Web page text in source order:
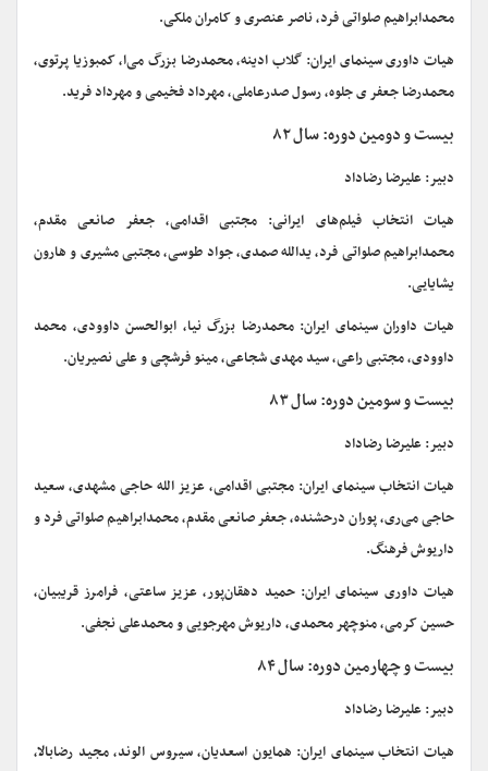
محمدابراهیم صلواتی فرد، ناصر عنصری و کامران ملکی.
هیات داوری سینمای ایران: گلاب ادینه، محمدرضا بزرگ می‌ا، کمبوزیا پرتوی،
محمدرضا جعفر ی جلوه، رسول صدرعاملی، مهرداد فخیمی و مهرداد فرید.
بیست و دومین دوره: سال ۸۲
دبیر: علیرضا رضاداد
هیات انتخاب فیلم‌های ایرانی: مجتبی اقدامی، جعفر صانعی مقدم،
محمدابراهیم صلواتی فرد، یدالله صمدی، جواد طوسی، مجتبی مشیری و هارون
یشایایی.
هیات داوران سینمای ایران: محمدرضا بزرگ نیا، ابوالحسن داوودی، محمد
داوودی، مجتبی راعی، سید مهدی شجاعی، مینو فرشچی و علی نصیریان.
بیست و سومین دوره: سال ۸۳
دبیر: علیرضا رضاداد
هیات انتخاب سینمای ایران: مجتبی اقدامی، عزیز الله حاجی مشهدی، سعید
حاجی می‌ری، پوران درحشنده، جعفر صانعی مقدم، محمدابراهیم صلواتی فرد و
داریوش فرهنگ.
هیات داوری سینمای ایران: حمید دهقان‌پور، عزیز ساعتی، فرامرز قریبیان،
حسین کرمی، منوچهر محمدی، داریوش مهرجویی و محمدعلی نجفی.
بیست و چهارمین دوره: سال ۸۴
دبیر: علیرضا رضاداد
هیات انتخاب سینمای ایران: همایون اسعدیان، سیروس الوند، مجید رضابالا،